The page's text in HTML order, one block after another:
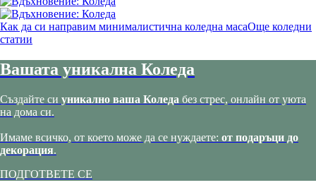
Как да си направим минималистична коледна масаОще коледни
статии
Вашата уникална Коледа
Създайте си уникално ваша Коледа без стрес, онлайн от уюта
на дома си.
Имаме всичко, от което може да се нуждаете: от подаръци до
декорация.
ПОДГОТВЕТЕ СЕ